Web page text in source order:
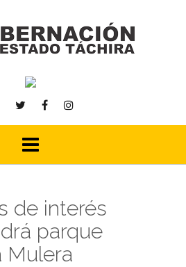
de interés
parque
Mulera